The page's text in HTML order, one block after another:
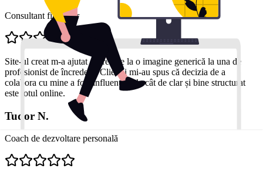
Consultant financiar
Site-ul creat m-a ajutat să trec de la o imagine generică la una de
profesionist de încredere. Clienții mi-au spus că decizia de a
colabora cu mine a fost influențată de cât de clar și bine structurat
este totul online.
Tudor N.
Coach de dezvoltare personală